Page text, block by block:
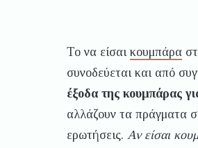
Το να είσαι κουμπάρα
συνοδεύεται και από
έξοδα της κουμπάρας
αλλάζουν τα πράγματα
ερωτήσεις. Αν είσαι